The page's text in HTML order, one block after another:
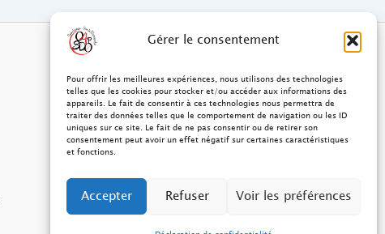
Gérer le consentement
Pour offrir les meilleures expériences, nous utilisons des technologies
telles que les cookies pour stocker et/ou accéder aux informations des
appareils. Le fait de consentir à ces technologies nous permettra de
traiter des données telles que le comportement de navigation ou les ID
uniques sur ce site. Le fait de ne pas consentir ou de retirer son
consentement peut avoir un effet négatif sur certaines caractéristiques
et fonctions.
Accepter Refuser Voir les préférences